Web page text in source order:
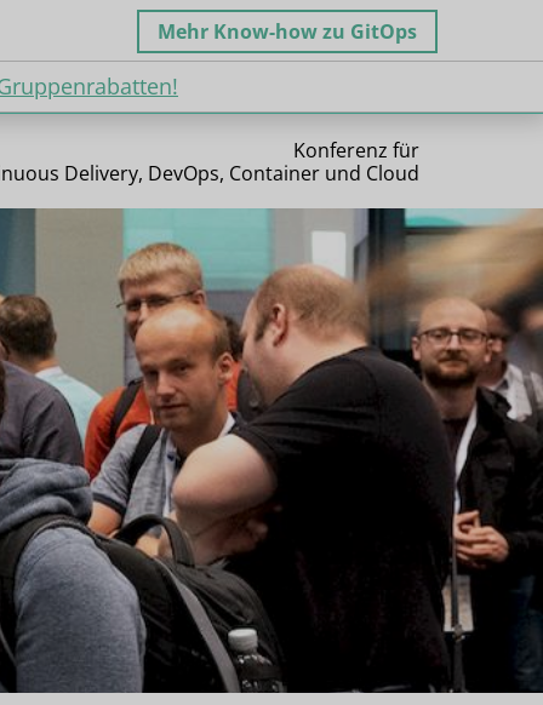
Mehr Know-how zu GitOps
Konferenz für
Delivery, DevOps, Container und Cloud